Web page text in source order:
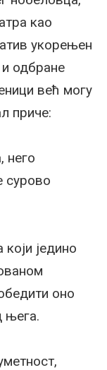
као
укорењен
и одбране
већ могу
приче:
него
сурово
једино
оно
њега.